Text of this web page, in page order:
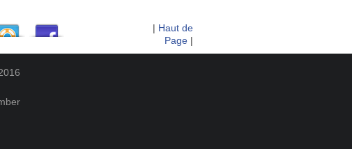
| Haut de
Page|